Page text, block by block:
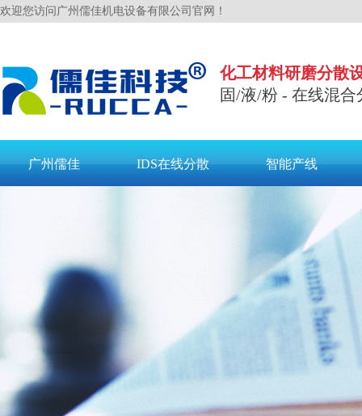
欢迎您访问广州儒佳机电设备有限公司官网！
化工材料研磨分
固/液/粉 - 在线混
广州儒佳 IDS在线分散 智能产线